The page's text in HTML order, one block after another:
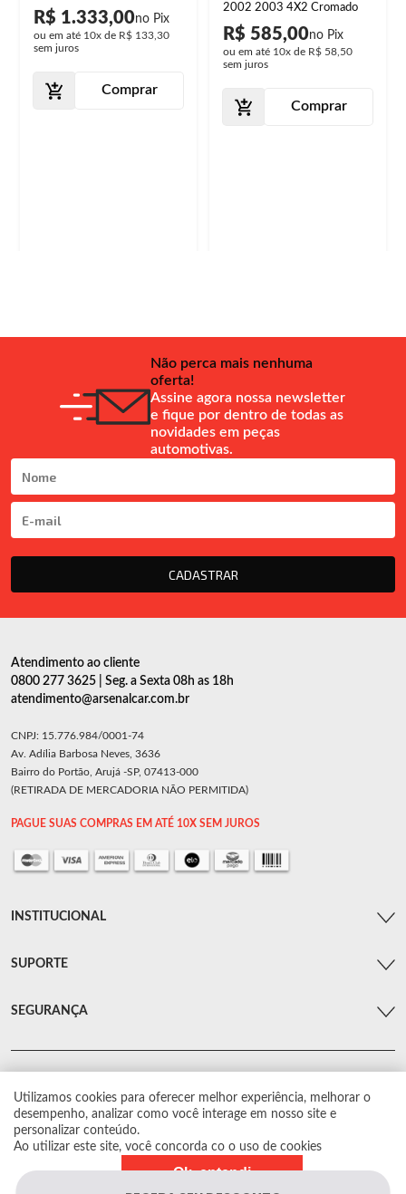
R$ 1.333,00
ou em até 10x de R$ 133,30
sem juros
Comprar
2002 2003 4X2 Cromado
R$ 585,00
ou em até 10x de R$ 58,50
sem juros
Comprar
Não perca mais nenhuma
oferta!
Assine agora nossa newsletter
e fique por dentro de todas as
novidades em peças
automotivas.
CADASTRAR
Utilizamos cookies para oferecer melhor experiência, melhorar o
desempenho, analizar como você interage em nosso site e
personalizar conteúdo.
Ao utilizar este site, você concorda co o uso de cookies
Ok, entendi
Atendimento ao cliente
0800 277 3625 | Seg. a Sexta 08h as 18h
atendimento@arsenalcar.com.br
CNPJ: 15.776.984/0001-74
Av. Adília Barbosa Neves, 3636
Bairro do Portão, Arujá -SP, 07413-000
(RETIRADA DE MERCADORIA NÃO PERMITIDA)
PAGUE SUAS COMPRAS EM ATÉ 10X SEM JUROS
INSTITUCIONAL
SUPORTE
SEGURANÇA
© Arsenal Car. Todos os direitos reservados.
Proibida reprodução total ou parcial. Preços e estoque sujeito a alterações sem
aviso prévio.